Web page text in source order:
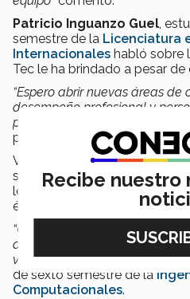
Patricio Inguanzo Guel,
semestre de la Licenciatura
Internacionales habló sobre
Tec le ha brindado a pesar de
“Espero abrir nuevas áreas
desempeño profesional y
para potenciar mis habilidades
puntualizó.
Volver al campus y caminar
sigue siendo uno de los
lo que no bajan el ánimo en
éste.
“Quiero aprovechar el tiempo
desarrollándome
volvamos al campus”, dijo
de sexto semestre de la
Computacionales.
Recibe